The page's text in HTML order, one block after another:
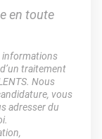
en toute
informations
traitement
Nous
vous
adresser du